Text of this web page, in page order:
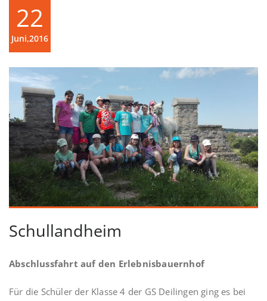
22
Juni,2016
Schullandheim
Abschlussfahrt auf den Erlebnisbauernhof
Für die Schüler der Klasse 4 der GS Deilingen ging es bei